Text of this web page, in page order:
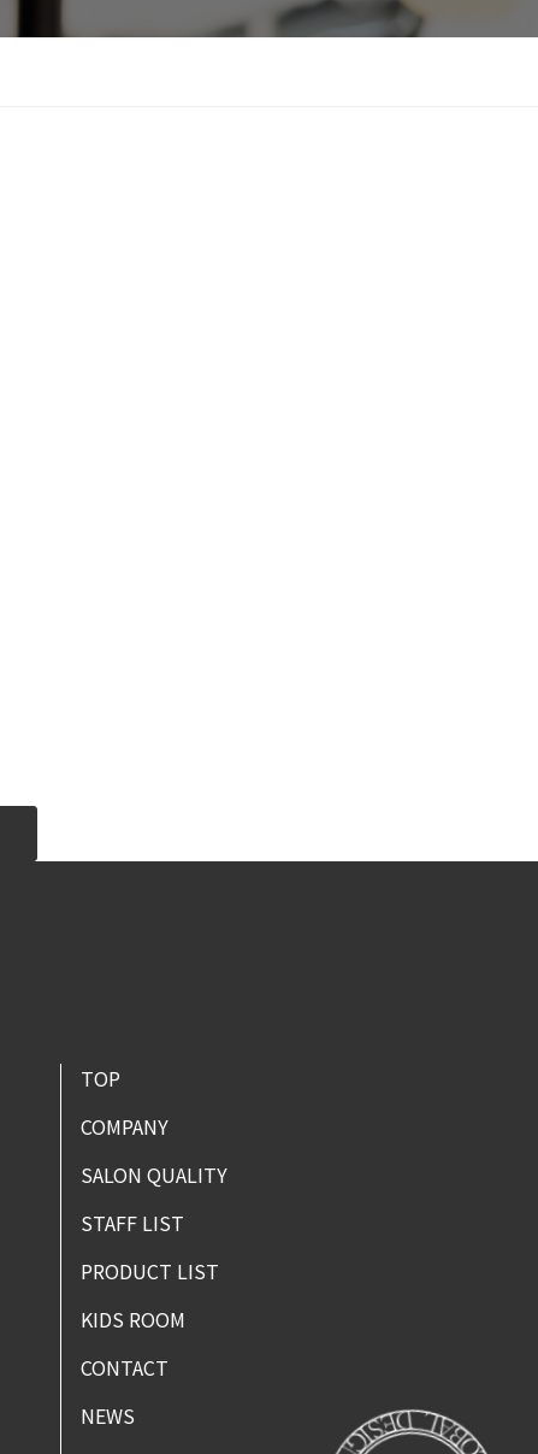
TOP
COMPANY
SALON QUALITY
STAFF LIST
PRODUCT LIST
KIDS ROOM
CONTACT
NEWS